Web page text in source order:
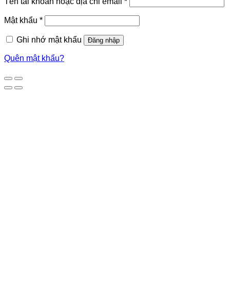
Mật khẩu *
Ghi nhớ mật khẩu Đăng nhập
Quên mật khẩu?